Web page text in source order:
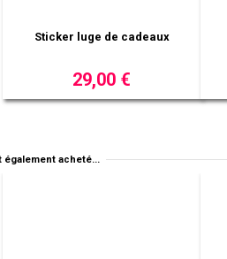
Sticker sapin design décoré
34,00 €
acheté...